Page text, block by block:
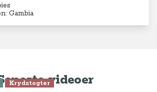
Gambia
videoer
Krydstogter